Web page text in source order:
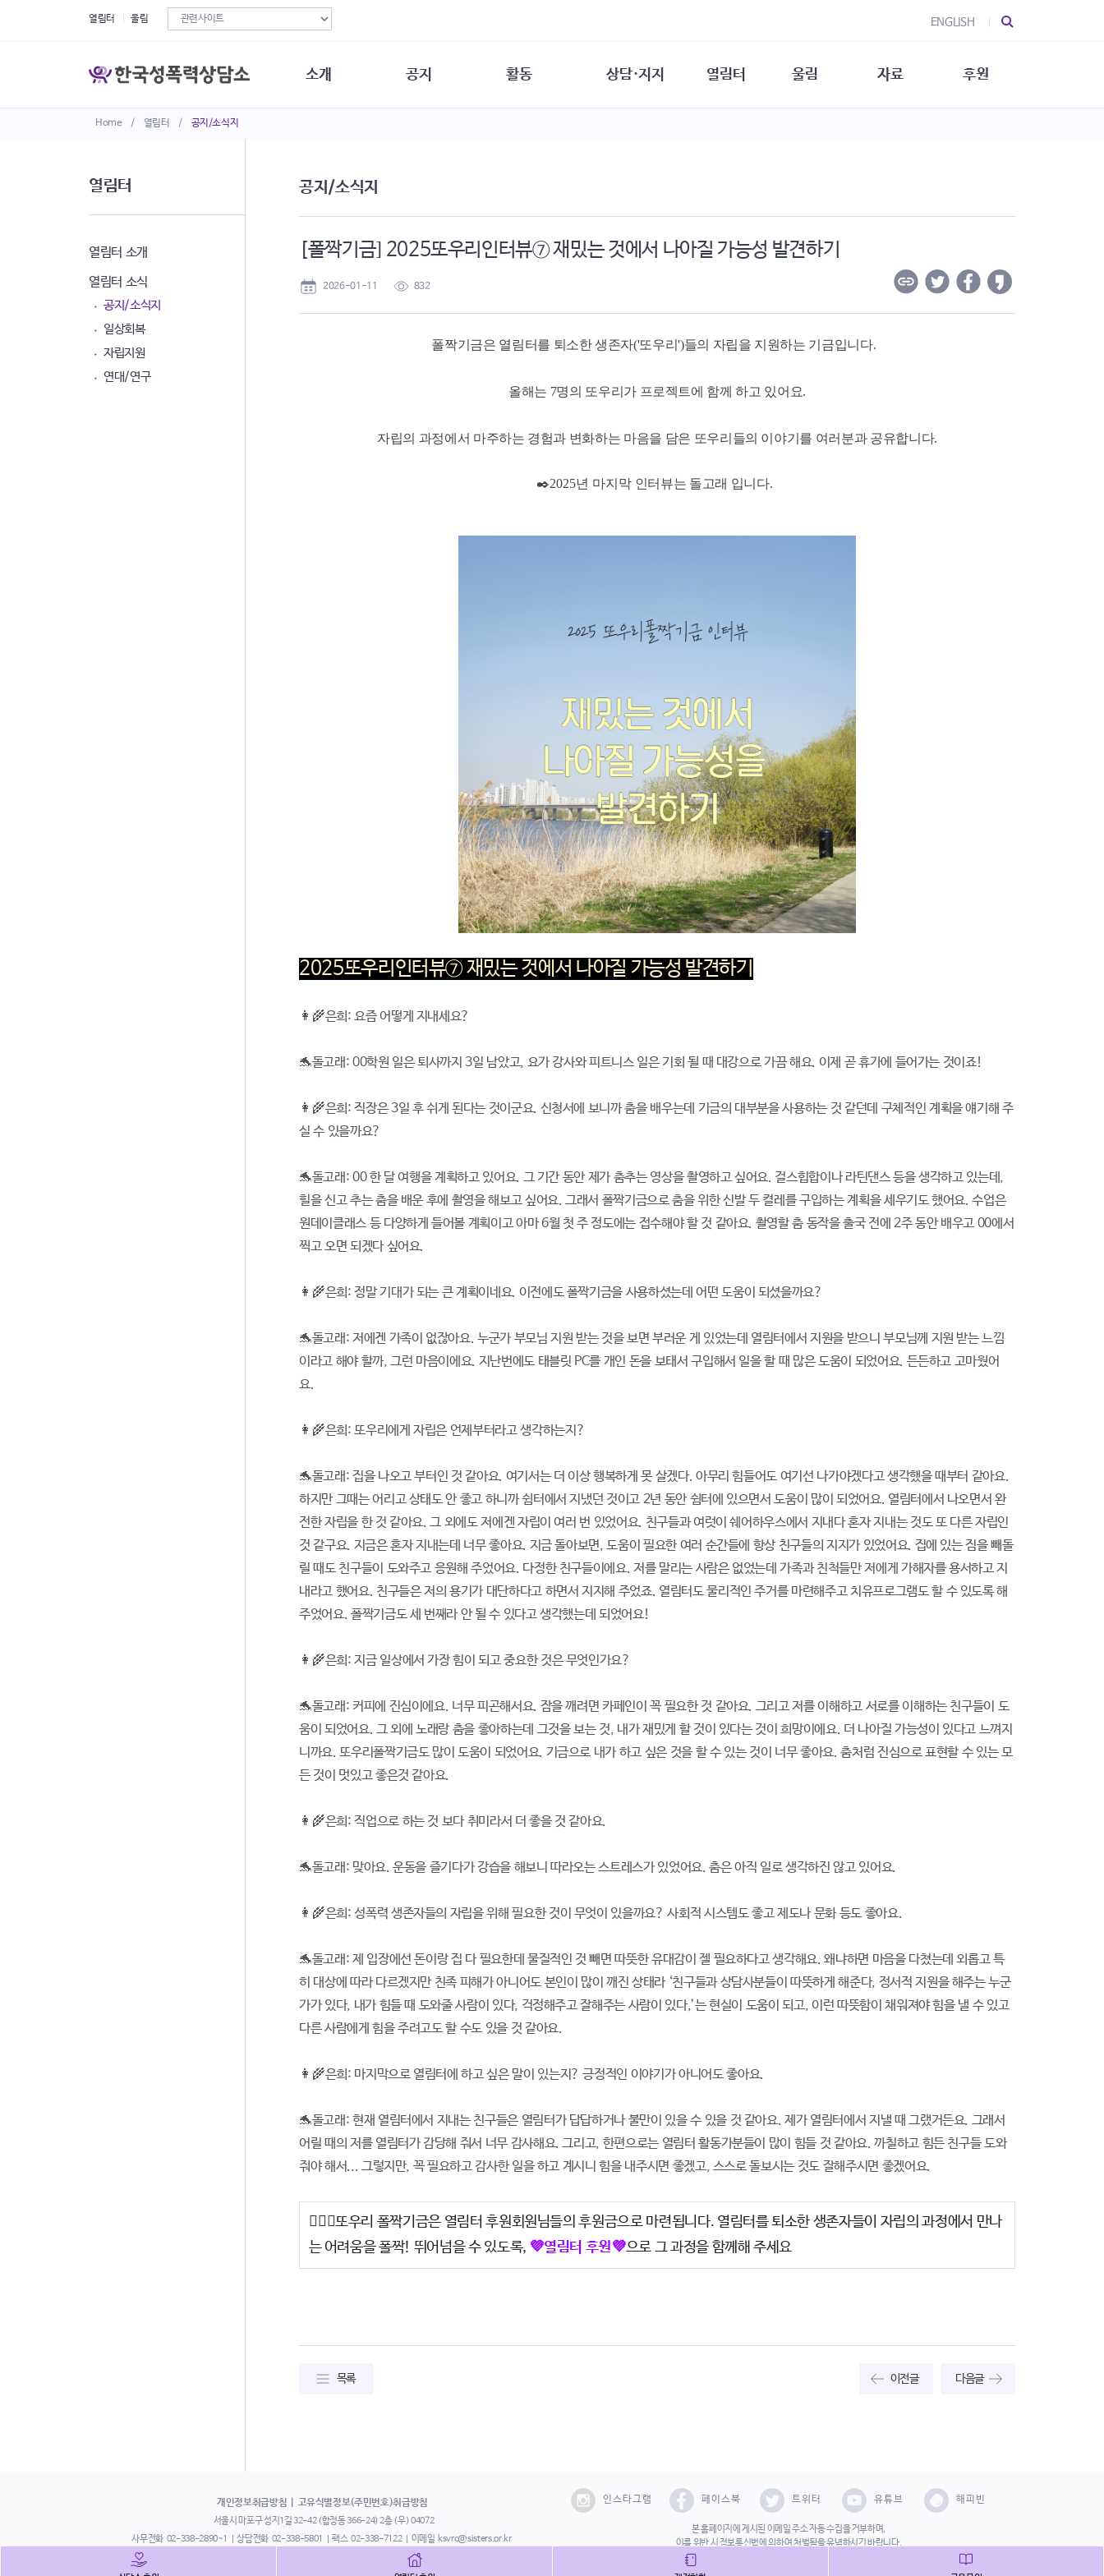
Home / 열림터 / 공지/소식지
열림터 울림 ENGLISH
소개
오시는길
비전선언문
공지 활동
여성·인권·국제연대
상담·지지
상담 통계
열림터 울림 자료 후원
열림터
열림터 소개
열림터 소식
공지/소식지
일상회복
자립지원
연대/연구
공지/소식지
[폴짝기금] 2025또우리인터뷰⑦ 재밌는 것에서 나아질 가능성 발견하기
2026-01-11 832
폴짝기금은 열림터를 퇴소한 생존자('또우리')들의 자립을 지원하는 기금입니다.
올해는 7명의 또우리가 프로젝트에 함께 하고 있어요.
자립의 과정에서 마주하는 경험과 변화하는 마음을 담은 또우리들의 이야기를 여러분과 공유합니다.
✒️2025년 마지막 인터뷰는 돌고래 입니다.
2025또우리인터뷰⑦ 재밌는 것에서 나아질 가능성 발견하기
👩‍🌾은희: 요즘 어떻게 지내세요?
🐬돌고래: 00학원 일은 퇴사까지 3일 남았고, 요가 강사와 피트니스 일은 기회 될 때 대강으로 가끔 해요. 이제 곧 휴가에 들어가는 것이죠!
👩‍🌾은희: 직장은 3일 후 쉬게 된다는 것이군요. 신청서에 보니까 춤을 배우는데 기금의 대부분을 사용하는 것 같던데 구체적인 계획을 얘기해 주
실 수 있을까요?
🐬돌고래: 00 한 달 여행을 계획하고 있어요. 그 기간 동안 제가 춤추는 영상을 촬영하고 싶어요. 걸스힙합이나 라틴댄스 등을 생각하고 있는데,
힐을 신고 추는 춤을 배운 후에 촬영을 해보고 싶어요. 그래서 폴짝기금으로 춤을 위한 신발 두 켤레를 구입하는 계획을 세우기도 했어요. 수업은
원데이클래스 등 다양하게 들어볼 계획이고 아마 6월 첫 주 정도에는 접수해야 할 것 같아요. 촬영할 춤 동작을 출국 전에 2주 동안 배우고 00에서
찍고 오면 되겠다 싶어요.
👩‍🌾은희: 정말 기대가 되는 큰 계획이네요. 이전에도 폴짝기금을 사용하셨는데 어떤 도움이 되셨을까요?
🐬돌고래: 저에겐 가족이 없잖아요. 누군가 부모님 지원 받는 것을 보면 부러운 게 있었는데 열림터에서 지원을 받으니 부모님께 지원 받는 느낌
이라고 해야 할까, 그런 마음이에요. 지난번에도 태블릿 PC를 개인 돈을 보태서 구입해서 일을 할 때 많은 도움이 되었어요. 든든하고 고마웠어
요.
👩‍🌾은희: 또우리에게 자립은 언제부터라고 생각하는지?
🐬돌고래: 집을 나오고 부터인 것 같아요. 여기서는 더 이상 행복하게 못 살겠다. 아무리 힘들어도 여기선 나가야겠다고 생각했을 때부터 같아요.
하지만 그때는 어리고 상태도 안 좋고 하니까 쉼터에서 지냈던 것이고 2년 동안 쉼터에 있으면서 도움이 많이 되었어요. 열림터에서 나오면서 완
전한 자립을 한 것 같아요. 그 외에도 저에겐 자립이 여러 번 있었어요. 친구들과 여럿이 쉐어하우스에서 지내다 혼자 지내는 것도 또 다른 자립인
것 같구요. 지금은 혼자 지내는데 너무 좋아요. 지금 돌아보면, 도움이 필요한 여러 순간들에 항상 친구들의 지지가 있었어요. 집에 있는 짐을 빼돌
릴 때도 친구들이 도와주고 응원해 주었어요. 다정한 친구들이에요. 저를 말리는 사람은 없었는데 가족과 친척들만 저에게 가해자를 용서하고 지
내라고 했어요. 친구들은 저의 용기가 대단하다고 하면서 지지해 주었죠. 열림터도 물리적인 주거를 마련해주고 치유프로그램도 할 수 있도록 해
주었어요. 폴짝기금도 세 번째라 안 될 수 있다고 생각했는데 되었어요!
👩‍🌾은희: 지금 일상에서 가장 힘이 되고 중요한 것은 무엇인가요?
🐬돌고래: 커피에 진심이에요. 너무 피곤해서요. 잠을 깨려면 카페인이 꼭 필요한 것 같아요. 그리고 저를 이해하고 서로를 이해하는 친구들이 도
움이 되었어요. 그 외에 노래랑 춤을 좋아하는데 그것을 보는 것, 내가 재밌게 할 것이 있다는 것이 희망이에요. 더 나아질 가능성이 있다고 느껴지
니까요. 또우리폴짝기금도 많이 도움이 되었어요. 기금으로 내가 하고 싶은 것을 할 수 있는 것이 너무 좋아요. 춤처럼 진심으로 표현할 수 있는 모
든 것이 멋있고 좋은것 같아요.
👩‍🌾은희: 직업으로 하는 것 보다 취미라서 더 좋을 것 같아요.
🐬돌고래: 맞아요. 운동을 즐기다가 강습을 해보니 따라오는 스트레스가 있었어요. 춤은 아직 일로 생각하진 않고 있어요.
👩‍🌾은희: 성폭력 생존자들의 자립을 위해 필요한 것이 무엇이 있을까요? 사회적 시스템도 좋고 제도나 문화 등도 좋아요.
🐬돌고래: 제 입장에선 돈이랑 집 다 필요한데 물질적인 것 빼면 따뜻한 유대감이 젤 필요하다고 생각해요. 왜냐하면 마음을 다쳤는데 외롭고 특
히 대상에 따라 다르겠지만 친족 피해가 아니어도 본인이 많이 깨진 상태라 ‘친구들과 상담사분들이 따뜻하게 해준다, 정서적 지원을 해주는 누군
가가 있다, 내가 힘들 때 도와줄 사람이 있다, 걱정해주고 잘해주는 사람이 있다,’는 현실이 도움이 되고, 이런 따뜻함이 채워져야 힘을 낼 수 있고
다른 사람에게 힘을 주려고도 할 수도 있을 것 같아요.
👩‍🌾은희: 마지막으로 열림터에 하고 싶은 말이 있는지? 긍정적인 이야기가 아니어도 좋아요.
🐬돌고래: 현재 열림터에서 지내는 친구들은 열림터가 답답하거나 불만이 있을 수 있을 것 같아요. 제가 열림터에서 지낼 때 그랬거든요. 그래서
어릴 때의 저를 열림터가 감당해 줘서 너무 감사해요. 그리고, 한편으로는 열림터 활동가분들이 많이 힘들 것 같아요. 까칠하고 힘든 친구들 도와
줘야 해서... 그렇지만, 꼭 필요하고 감사한 일을 하고 계시니 힘을 내주시면 좋겠고, 스스로 돌보시는 것도 잘해주시면 좋겠어요.
🏃🏻‍♀️또우리 폴짝기금은 열림터 후원회원님들의 후원금으로 마련됩니다. 열림터를 퇴소한 생존자들이 자립의 과정에서 만나
는 어려움을 폴짝! 뛰어넘을 수 있도록, 💜열림터 후원💜으로 그 과정을 함께해 주세요
목록 이전글 다음글
개인정보취급방침 고유식별정보(주민번호)취급방침
서울시 마포구 성지1길 32-42 (합정동 366-24) 2층 (우) 04072
사무전화 02-338-2890~1 상담전화 02-338-5801 팩스 02-338-7122 이메일 ksvrc@sisters.or.kr
인스타그램 페이스북 트위터 유튜브 해피빈
본 홈페이지에 게시된 이메일 주소 자동 수집을 거부하며,
이를 위반 시 정보통신법에 의하여 처벌됨을 유념하시기 바랍니다.
Copyright©2022 사단법인 한국성폭력상담소 All Right Reserved.